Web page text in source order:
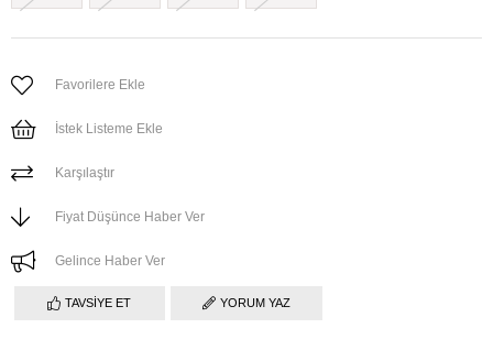
Favorilere Ekle
İstek Listeme Ekle
Karşılaştır
Fiyat Düşünce Haber Ver
Gelince Haber Ver
TAVSIYE ET YORUM YAZ